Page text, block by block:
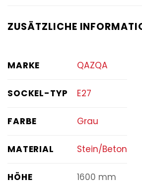
ZUSÄTZLICHE
MARKE QAZQA
SOCKEL-TYP E27
FARBE Grau
MATERIAL Stein/Beton
HÖHE 1600 mm